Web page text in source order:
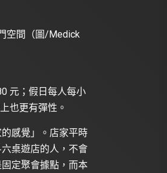
空間（圖/Medick
元；假日每人每小
也更有彈性。
感覺」。店家平時
桌遊店的人，不會
定聚會據點，而本